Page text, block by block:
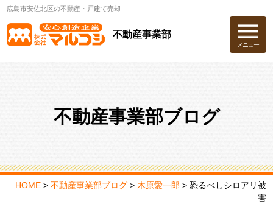
広島市安佐北区の不動産・戸建て売却
不動産事業部
メニュー
不動産事業部ブログ
HOME> 不動産事業部ブログ> 木原愛一郎 > 恐るべしシロアリ被
害